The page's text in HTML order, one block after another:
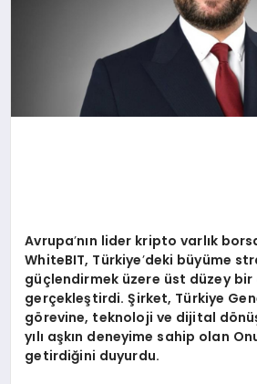
Avrupa’nın lider kripto varlık
WhiteBIT, Türkiye’deki büyüme
güçlendirmek üzere üst düzey
gerçekleştirdi. Şirket, Türkiye
görevine, teknoloji ve dijital dö
yılı aşkın deneyime sahip olan
getirdiğini duyurdu.